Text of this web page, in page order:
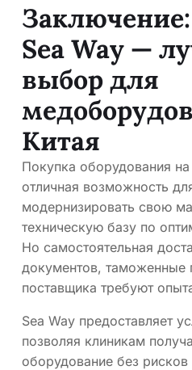
Sea Way —
выбор для
Китая
Покупка оборудования
отличная возможность
модернизировать свою
техническую базу по
Но самостоятельная
документов, таможенные
поставщика требуют
Sea Way предоставляет
позволяя клиникам
оборудование без